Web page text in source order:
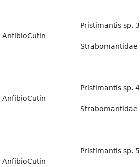
AnfibioCutin
Pristimantis sp. 3
Strabomantidae
AnfibioCutin
Pristimantis sp. 4
Strabomantidae
AnfibioCutin
Pristimantis sp. 5